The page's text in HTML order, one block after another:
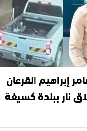
إبراهيم القرعان
نار ببلدة كسيفة